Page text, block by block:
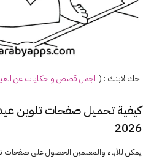
احك لابنك : ( اجمل قصص و حكايات عن
2026
يمكن للآباء والمعلمين الحصول على